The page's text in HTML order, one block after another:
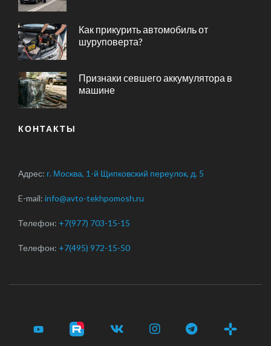
Как прикурить автомобиль от
шуруповерта?
Признаки севшего аккумулятора в
машине
КОНТАКТЫ
Адрес: г. Москва, 1-й Щипковский переулок, д. 5
E-mail: info@avto-tekhpomosh.ru
Телефон: +7(977) 703-15-15
Телефон: +7(495) 972-15-50